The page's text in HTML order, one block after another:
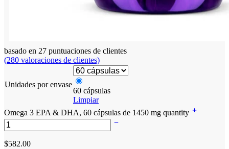
basado en 27 puntuaciones de clientes
(280 valoraciones de clientes)
Unidades por envase
60 cápsulas
Limpiar
Omega 3 EPA & DHA, 60 cápsulas de 1450 mg quantity
$582.00